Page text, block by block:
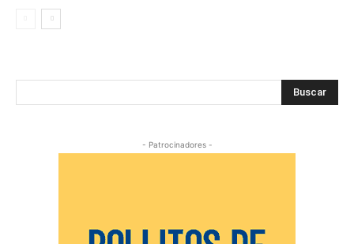
Buscar
- Patrocinadores -